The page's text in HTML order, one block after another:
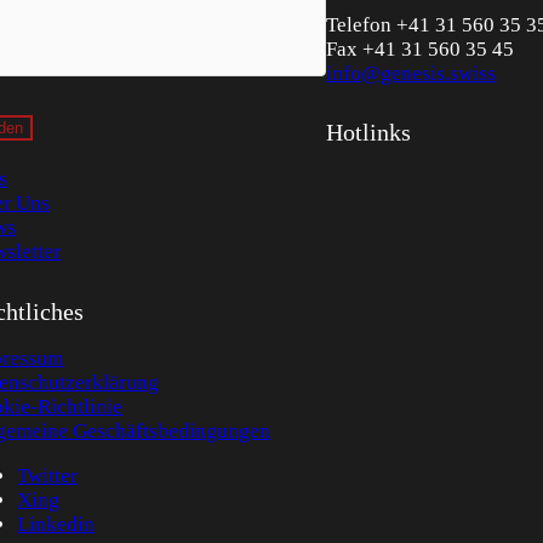
Telefon +41 31 560 35
Fax +41 31 560 35 45
info@genesis.swiss
Hotlinks
Uns
Richtlinie
Geschäftsbedingungen
Twitter
Xing
Linkedin